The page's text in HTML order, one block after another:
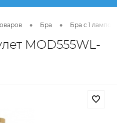
• Бра • Бра с 1 лампой
MOD555WL-